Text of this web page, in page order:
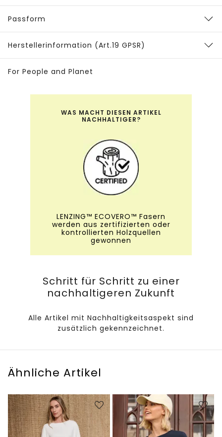
Passform
Herstellerinformation (Art.19 GPSR)
For People and Planet
WAS MACHT DIESEN ARTIKEL
NACHHALTIGER?
LENZING™ ECOVERO™ Fasern
werden aus zertifizierten oder
kontrollierten Holzquellen
gewonnen
Schritt für Schritt zu einer
nachhaltigeren Zukunft
Alle Artikel mit Nachhaltigkeitsaspekt sind
zusätzlich gekennzeichnet.
Ähnliche Artikel